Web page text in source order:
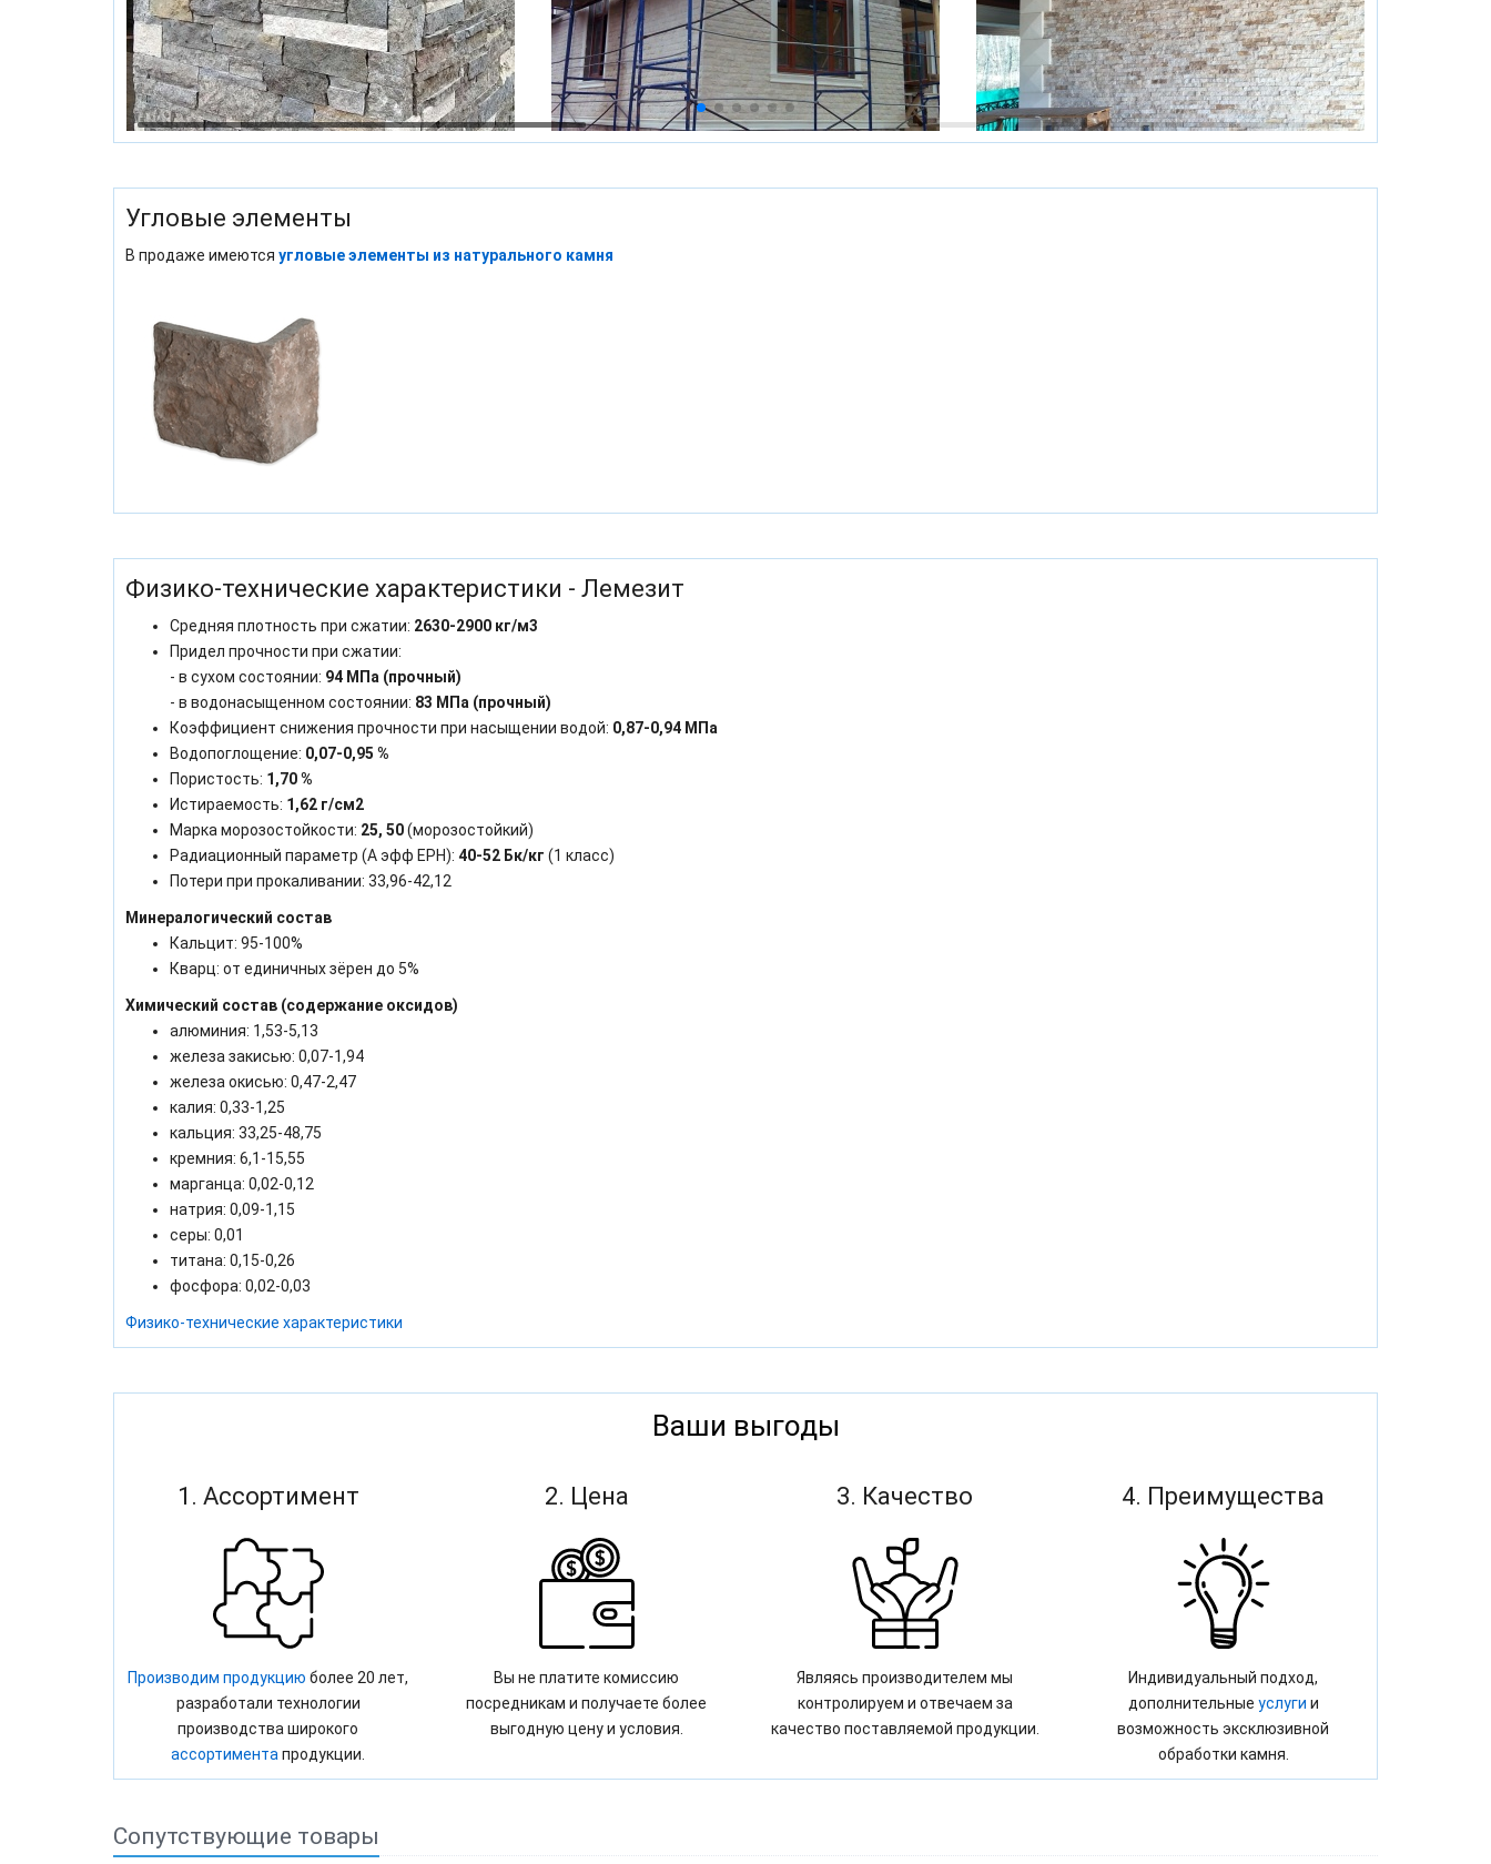
Угловые элементы
В продаже имеются угловые элементы из натурального камня
Физико-технические характеристики - Лемезит
Средняя плотность при сжатии: 2630-2900 кг/м3
Придел прочности при сжатии:
- в сухом состоянии: 94 МПа (прочный)
- в водонасыщенном состоянии: 83 МПа (прочный)
Коэффициент снижения прочности при насыщении водой: 0,87-0,94 МПа
Водопоглощение: 0,07-0,95 %
Пористость: 1,70 %
Истираемость: 1,62 г/см2
Марка морозостойкости: 25, 50(морозостойкий)
Радиационный параметр (А эфф ЕРН): 40-52 Бк/кг (1 класс)
Потери при прокаливании: 33,96-42,12
Минералогический состав
Кальцит: 95-100%
Кварц: от единичных зёрен до 5%
Химический состав (содержание оксидов)
алюминия: 1,53-5,13
железа закисью: 0,07-1,94
железа окисью: 0,47-2,47
калия: 0,33-1,25
кальция: 33,25-48,75
кремния: 6,1-15,55
марганца: 0,02-0,12
натрия: 0,09-1,15
серы: 0,01
титана: 0,15-0,26
фосфора: 0,02-0,03
Физико-технические характеристики
Ваши выгоды
1. Ассортимент
Производим продукцию более 20 лет,
разработали технологии
производства широкого
ассортимента продукции.
2. Цена
Вы не платите комиссию
посредникам и получаете более
выгодную цену и условия.
3. Качество
Являясь производителем мы
контролируем и отвечаем за
качество поставляемой продукции.
4. Преимущества
Индивидуальный подход,
дополнительные услуги и
возможность эксклюзивной
обработки камня.
Сопутствующие товары